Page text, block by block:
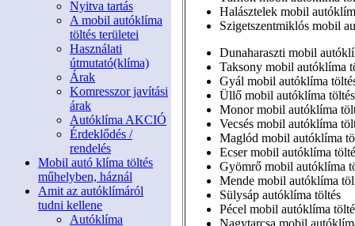
Nyitva tartás
A mobil autóklíma
töltés területei
Használati
útmutató(klíma)
Árak
Komresszor javítási
árak
Autóklíma AKCIÓ
Érdeklődés /
rendelés
Mobil autó klíma töltés
műhelyben, háznál
Amit az autóklímáról
tudni kellene
Autóklíma
Halásztelek mobil
Szigetszentmiklós mobil
Dunaharaszti mobil
Taksony mobil autóklíma
Gyál mobil autóklíma
Üllő mobil autóklíma töltés
Monor mobil autóklíma
Vecsés mobil autóklíma
Maglód mobil autóklíma
Ecser mobil autóklíma
Gyömrő mobil autóklíma
Mende mobil autóklíma
Sülysáp autóklíma töltés
Pécel mobil autóklíma
Nagytarcsa mobil